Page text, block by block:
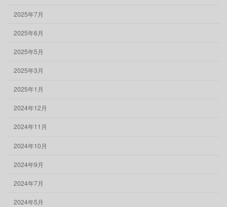
2025年7月
2025年6月
2025年5月
2025年3月
2025年1月
2024年12月
2024年11月
2024年10月
2024年9月
2024年7月
2024年5月